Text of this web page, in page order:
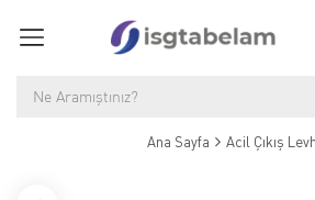
Ana Sayfa Acil Çıkış